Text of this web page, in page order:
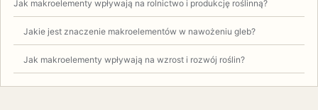
Jak makroelementy wpływają na rolnictwo i produkcję roślinną?
Jakie jest znaczenie makroelementów w nawożeniu gleb?
Jak makroelementy wpływają na wzrost i rozwój roślin?